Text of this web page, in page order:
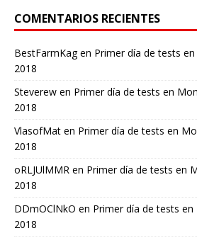
COMENTARIOS RECIENTES
BestFarmKagen Primer día de tests
2018
Steverew en Primer día de tests en
2018
VlasofMat en Primer día de tests en
2018
oRLJUlMMR en Primer día de tests en
2018
DDmOClNkO en Primer día de tests
2018